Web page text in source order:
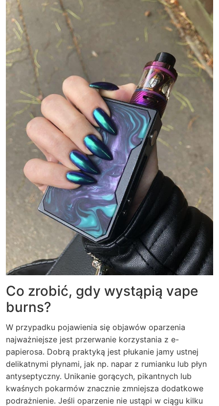
Co zrobić, gdy wystąpią vape
burns?
W przypadku pojawienia się objawów oparzenia
najważniejsze jest przerwanie korzystania z e-
papierosa. Dobrą praktyką jest płukanie jamy ustnej
delikatnymi płynami, jak np. napar z rumianku lub płyn
antyseptyczny. Unikanie gorących, pikantnych lub
kwaśnych pokarmów znacznie zmniejsza dodatkowe
podrażnienie. Jeśli oparzenie nie ustąpi w ciągu kilku